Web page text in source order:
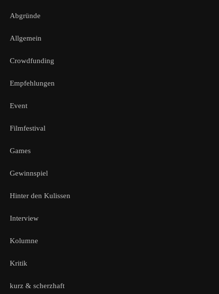
Abgründe
Allgemein
Crowdfunding
Empfehlungen
Event
Filmfestival
Games
Gewinnspiel
Hinter den Kulissen
Interview
Kolumne
Kritik
kurz & scherzhaft